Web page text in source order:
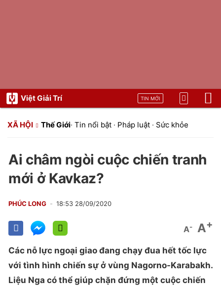
Việt Giải Trí TIN MỚI
XÃ HỘI Thế Giới· Tin nổi bật · Pháp luật · Sức khỏe
Ai châm ngòi cuộc chiến tranh
mới ở Kavkaz?
PHÚC LONG 18:53 28/09/2020
A- A+
Các nỗ lực ngoại giao đang chạy đua hết tốc lực
với tình hình chiến sự ở vùng Nagorno-Karabakh.
Liệu Nga có thể giúp chặn đứng một cuộc chiến